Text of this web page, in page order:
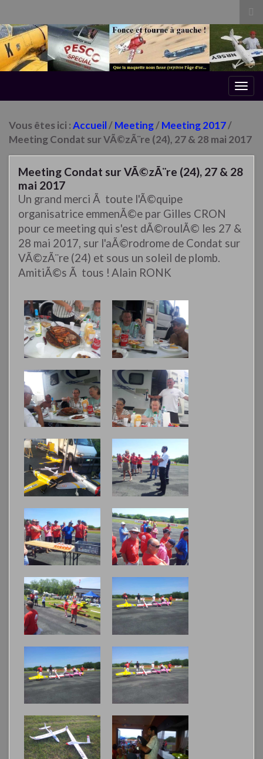
Vous êtes ici :Accueil/Meeting/Meeting 2017/
Meeting Condat sur VÃ©zÃ¨re (24), 27 & 28 mai 2017
Meeting Condat sur VÃ©zÃ¨re (24), 27 & 28
mai 2017
Un grand merci Ã toute l'Ã©quipe
organisatrice emmenÃ©e par Gilles CRON
pour ce meeting qui s'est dÃ©roulÃ© les 27 &
28 mai 2017, sur l'aÃ©rodrome de Condat sur
VÃ©zÃ¨re (24) et sous un soleil de plomb.
AmitiÃ©s Ã tous ! Alain RONK